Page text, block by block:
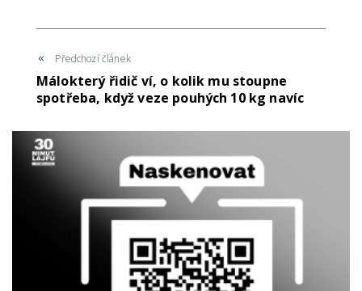
Předchozí článek
Málokterý řidič ví, o kolik mu stoupne
spotřeba, když veze pouhých 10 kg navíc